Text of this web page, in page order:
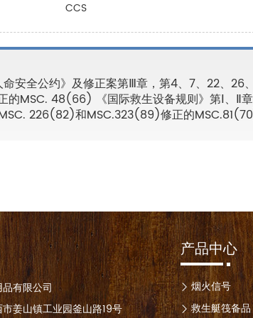
CCS
安全公约》及修正案第Ⅲ章，第4、7、22、26
的MSC. 48(66) 《国际救生设备规则》第Ⅰ、Ⅱ章
226(82)和MSC.323(89)修正的
有限公司
姜山镇工业园釜山路19号
产品中心
烟火信号
救生艇筏备品